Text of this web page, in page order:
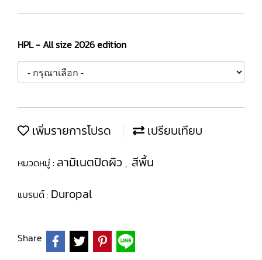
HPL - All size 2026 edition
เพิ่มรายการโปรด เปรียบเทียบ
หมวดหมู่ : ลามิเนตปิดผิว , สีพื้น
แบรนด์ : Duropal
Share